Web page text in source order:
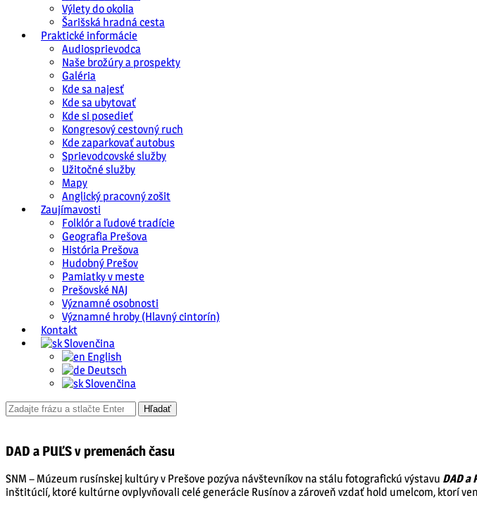
Výlety do okolia
Šarišská hradná cesta
Praktické informácie
Audiosprievodca
Naše brožúry a prospekty
Galéria
Kde sa najesť
Kde sa ubytovať
Kde si posedieť
Kongresový cestovný ruch
Kde zaparkovať autobus
Sprievodcovské služby
Užitočné služby
Mapy
Anglický pracovný zošit
Zaujímavosti
Folklór a ľudové tradície
Geografia Prešova
História Prešova
Hudobný Prešov
Pamiatky v meste
Prešovské NAJ
Významné osobnosti
Významné hroby (Hlavný cintorín)
Kontakt
Slovenčina
English
Deutsch
Slovenčina
DAD a PUĽS v premenách času
SNM – Múzeum rusínskej kultúry v Prešove pozýva návštevníkov na stálu fotografickú výstavu DAD a
inštitúcií, ktoré kultúrne ovplyvňovali celé generácie Rusínov a zároveň vzdať hold umelcom, ktorí